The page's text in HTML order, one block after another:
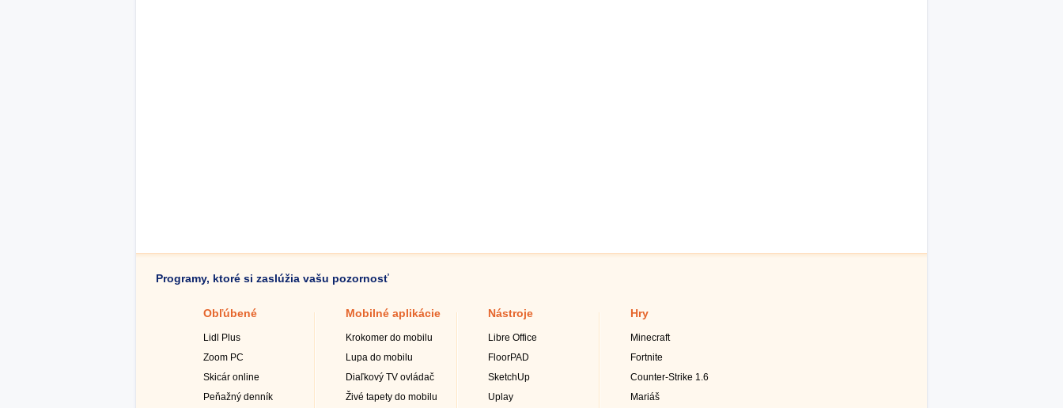
Programy, ktoré si zaslúžia vašu pozornosť
Obľúbené
Lidl Plus
Zoom PC
Skicár online
Peňažný denník
Mobilné aplikácie
Krokomer do mobilu
Lupa do mobilu
Diaľkový TV ovládač
Živé tapety do mobilu
Nástroje
Libre Office
FloorPAD
SketchUp
Uplay
Hry
Minecraft
Fortnite
Counter-Strike 1.6
Mariáš